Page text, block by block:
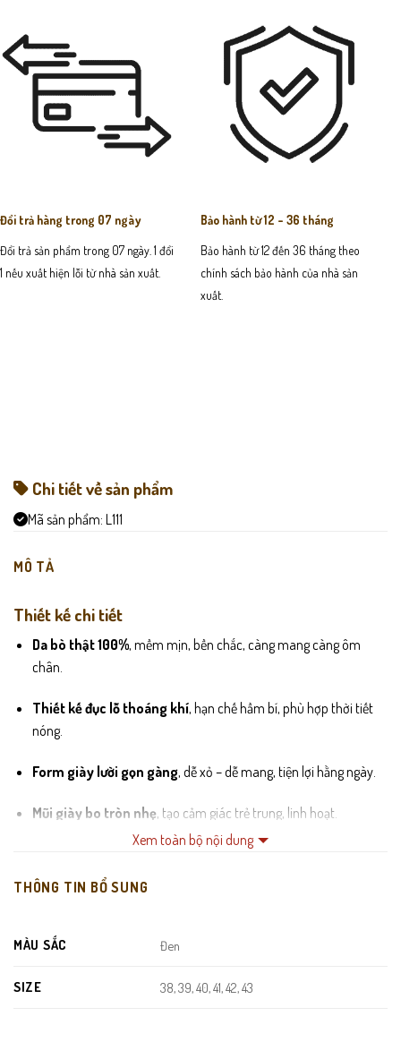
Đổi trả hàng trong 07 ngày
Đổi trả sản phẩm trong 07 ngày. 1 đổi
1 nếu xuất hiện lỗi từ nhà sản xuất.
Bảo hành từ 12 - 36 tháng
Bảo hành từ 12 đến 36 tháng theo
chính sách bảo hành của nhà sản
xuất.
Chi tiết về sản phẩm
Mã sản phẩm: L111
MÔ TẢ
Thiết kế chi tiết
Da bò thật 100%, mềm mịn, bền chắc, càng mang càng ôm
chân.
Thiết kế đục lỗ thoáng khí, hạn chế hầm bí, phù hợp thời tiết
nóng.
Form giày lười gọn gàng, dễ xỏ – dễ mang, tiện lợi hằng ngày.
Mũi giày bo tròn nhẹ, tạo cảm giác trẻ trung, linh hoạt.
, thấm hút mồ hôi, mang lâu vẫn dễ chịu.
Đế cao su nhẹ, chống trơn trượt, giảm chấn hiệu quả.
Đường may tỉ mỉ
Xem toàn bộ nội dung
THÔNG TIN BỔ SUNG
MÀU SẮC Đen
SIZE 38, 39, 40, 41, 42, 43